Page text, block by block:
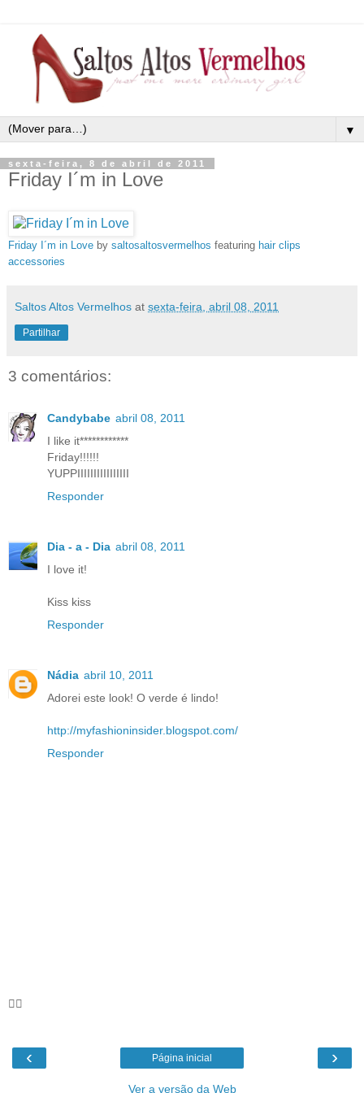
▼
sexta-feira, 8 de abril de 2011
Friday I´m in Love
Friday I´m in Love by saltosaltosvermelhos featuring hair clips
accessories
Saltos Altos Vermelhos at sexta-feira, abril 08, 2011
Partilhar
3 comentários:
Candybabe abril 08, 2011
I like it************
Friday!!!!!!
YUPPIIIIIIIIIIIIIIII
Responder
Dia - a - Dia abril 08, 2011
I love it!
Kiss kiss
Responder
Nádia abril 10, 2011
Adorei este look! O verde é lindo!
http://myfashioninsider.blogspot.com/
Responder
🦸‍♀️
‹ ›
Página inicial
Ver a versão da Web